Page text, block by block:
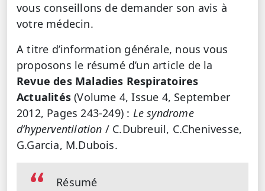
vous conseillons de demander son avis à
votre médecin.
A titre d’information générale, nous vous
proposons le résumé d’un article de la
Revue des Maladies Respiratoires
Actualités (Volume 4, Issue 4, September
2012, Pages 243-249) : Le syndrome
d’hyperventilation / C.Dubreuil, C.Chenivesse,
G.Garcia, M.Dubois.
Résumé